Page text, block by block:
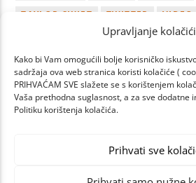
Upravljanje
Kako bi Vam omogućili bolje korisničko
sadržaja ova web stranica koristi kolačiće (
PRIHVAĆAM SVE slažete se s korištenjem
Vaša prethodna suglasnost, a za sve dodatne
Politiku korištenja kolačića.
Prihvati sve
TAYLOR SWIFT
TWITTER VIDEO